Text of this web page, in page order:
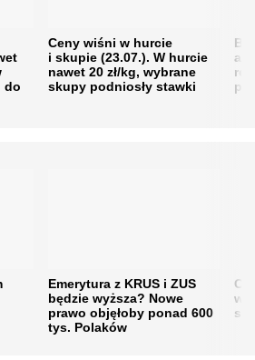
do
Ceny wiśni w hurcie
i skupie (23.07.). W hurcie
nawet 20 zł/kg, wybrane
skupy podniosły stawki
Emerytura z KRUS i ZUS
będzie wyższa? Nowe
prawo objęłoby ponad 600
tys. Polaków
w